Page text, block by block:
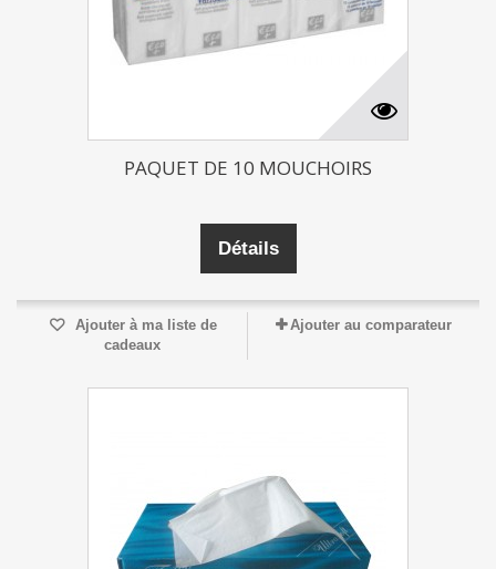
PAQUET DE 10 MOUCHOIRS
Détails
Ajouter à ma liste de
cadeaux
Ajouter au comparateur